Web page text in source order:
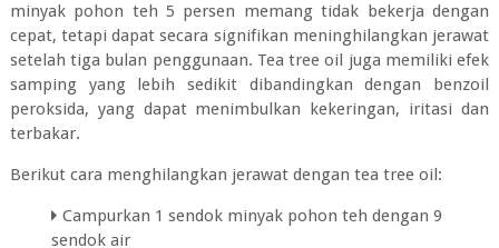
minyak pohon teh 5 persen memang tidak bekerja dengan
cepat, tetapi dapat secara signifikan meninghilangkan jerawat
setelah tiga bulan penggunaan. Tea tree oil juga memiliki efek
samping yang lebih sedikit dibandingkan dengan benzoil
peroksida, yang dapat menimbulkan kekeringan, iritasi dan
terbakar.
Berikut cara menghilangkan jerawat dengan tea tree oil:
Campurkan 1 sendok minyak pohon teh dengan 9
sendok air